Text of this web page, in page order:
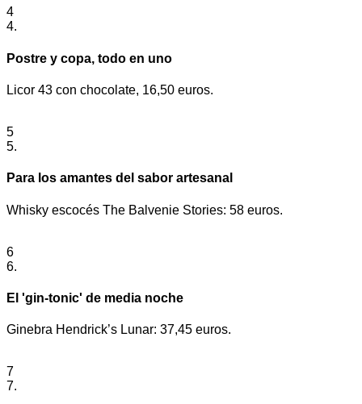
4
4.
Postre y copa, todo en uno
Licor 43 con chocolate, 16,50 euros.
5
5.
Para los amantes del sabor artesanal
Whisky escocés The Balvenie Stories: 58 euros.
6
6.
El 'gin-tonic' de media noche
Ginebra Hendrick’s Lunar: 37,45 euros.
7
7.